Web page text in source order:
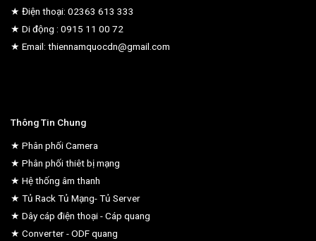
★ Điện thoại: 02363 613 333
★ Di động : 0915 11 00 72
★ Email: thiennamquocdn@gmail.com
Thông Tin Chung
★ Phân phối Camera
★ Phân phối thiêt bị mạng
★ Hệ thống âm thanh
★ Tủ Rack Tủ Mạng- Tủ Server
★ Dây cáp điện thoại - Cáp quang
★ Converter - ODF quang